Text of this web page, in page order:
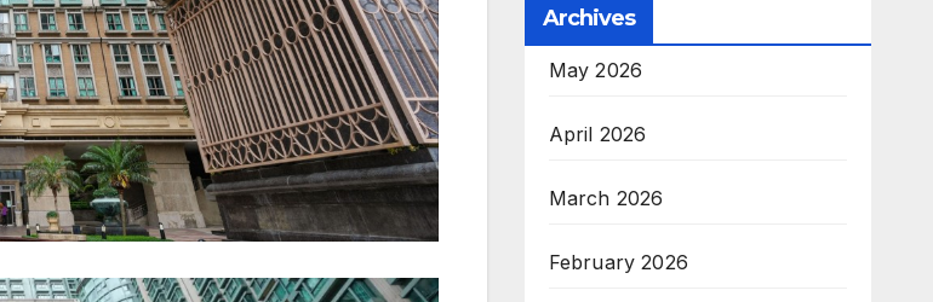
Archives
May 2026
April 2026
March 2026
February 2026